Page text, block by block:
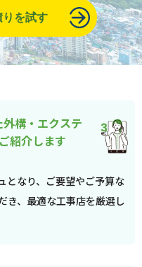
りを試す
構・エクステ
紹介します
となり、ご要望やご予算な
き、最適な工事店を厳選し